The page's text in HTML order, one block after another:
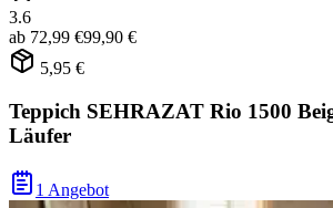
3.6
ab 72,99 €99,90 €
5,95 €
Teppich SEHRAZAT Rio 1500
Läufer
1 Angebot